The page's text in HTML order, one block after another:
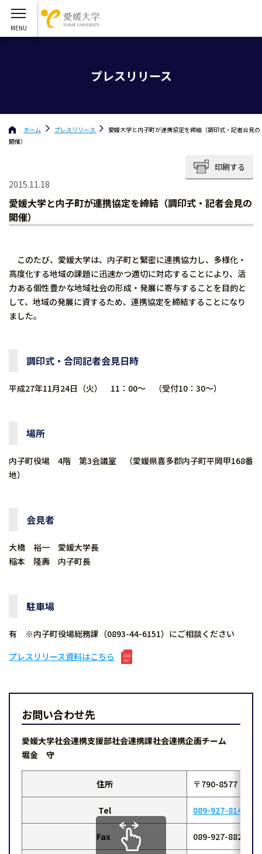
プレスリリース
ホーム プレスリリース
愛媛大学と内子町が連携協定を締結（調印式・記者会見の
開催）
印刷する
2015.11.18
愛媛大学と内子町が連携協定を締結（調印式・記者会見の
開催）
このたび、愛媛大学は、内子町と緊密に連携協力し、多様化・
高度化する地域の課題に迅速かつ適切に対応することにより、活
力ある個性豊かな地域社会の形成・発展に寄与することを目的と
して、地域の発展に資するため、連携協定を締結することになり
ました。
調印式・合同記者会見日時
平成27年11月24日（火） 11：00～ （受付10：30～）
場所
内子町役場 4階 第3会議室 （愛媛県喜多郡内子町平岡甲168番
地）
会見者
大橋 裕一 愛媛大学長
稲本 隆壽 内子町長
駐車場
有 ※内子町役場総務課（0893-44-6151）にご相談ください
プレスリリース資料はこちら
お問い合わせ先
愛媛大学社会連携支援部社会連携課社会連携企画チーム
堀金 守
住所 〒790-8577 愛
Tel 089-927-8145
Fax 089-927-8820